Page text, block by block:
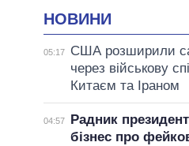
НОВИНИ
05:17
США розширили
через військову
Китаєм та Іраном
04:57
Радник
бізнес про